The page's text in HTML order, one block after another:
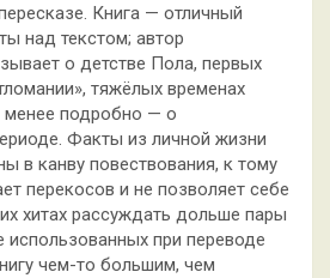
Книга — отличный
над текстом; автор
о детстве Пола, первых
тяжёлых временах
менее подробно — о
Факты из личной жизни
в канву повествования, к тому
перекосов и не позволяет себе
хитах рассуждать дольше пары
использованных при переводе
чем-то большим, чем